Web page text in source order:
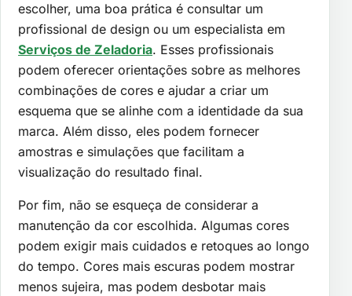
escolher, uma boa prática é consultar um
profissional de design ou um especialista em
Serviços de Zeladoria. Esses profissionais
podem oferecer orientações sobre as melhores
combinações de cores e ajudar a criar um
esquema que se alinhe com a identidade da sua
marca. Além disso, eles podem fornecer
amostras e simulações que facilitam a
visualização do resultado final.
Por fim, não se esqueça de considerar a
manutenção da cor escolhida. Algumas cores
podem exigir mais cuidados e retoques ao longo
do tempo. Cores mais escuras podem mostrar
menos sujeira, mas podem desbotar mais